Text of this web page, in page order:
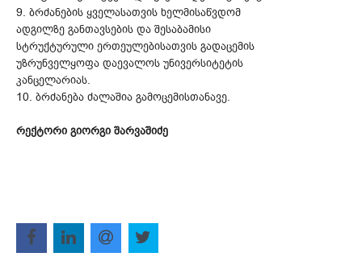
9. ბრძანების ყველასათვის ხელმისაწვდომ
ადგილზე განთავსების და შესაბამისი
სტრუქტურული ერთეულებისათვის გადაცემის
უზრუნველყოფა დაევალოს უნივერსიტეტის
კანცელარიას.
10. ბრძანება ძალაშია გამოცემისთანავე.
რექტორი გიორგი შარვაშიძე